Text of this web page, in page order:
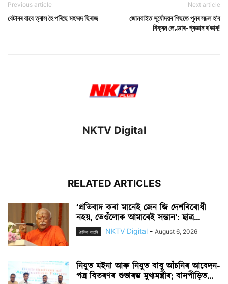
Previous article
বেটাৰৰ বাবে ত্ৰাস হৈ পৰিছে মহম্মদ ছিৰাজ
Next article
জোনবাইত সূৰ্যোদয়ৰ পিছতে পুনৰ সচল হ’ব
বিক্ৰম লেণ্ডাৰ-প্ৰজ্ঞান ৰ’ভাৰ!
NKTV Digital
RELATED ARTICLES
‘প্ৰতিবাদ কৰা মানেই জেন জি দেশবিৰোধী
নহয়, তেওঁলোক আমাৰেই সন্তান’: ছাত্ৰ...
দৈনিক বাতৰি NKTV Digital - August 6, 2026
নিযুত মইনা আৰু নিযুত বাবু আঁচনিৰ আবেদন-
পত্ৰ বিতৰণৰ শুভাৰম্ভ মুখ্যমন্ত্ৰীৰ; বানপীড়িত...